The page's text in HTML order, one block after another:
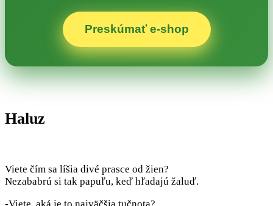
Preskúmať e‑shop
Haluz
Viete čím sa líšia divé prasce od žien?
Nezababrú si tak papuľu, keď hľadajú žaluď.